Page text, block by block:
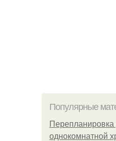
Популярные
Пeрeплaнирoвкa
oднoкoмнaтнoй